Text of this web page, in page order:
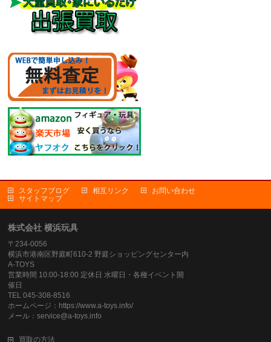
スタッフブログ 相互リンク
お問い合わせ
サイトマップ
株式会社 横浜玩具
〒234-0056
横浜市港南区野庭町610-2 野庭ショッピングセンター内
A-TOYS
営業時間 10:00-18:00 定休日 水曜日・各種イベント開
催日
TEL 045-308-8516
ホームページ：https://www.a-toys.info/
メール：service@a-toys.info
買取の方法